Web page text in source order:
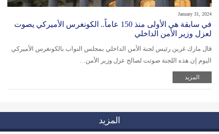
January 31, 2024
في سابقة هي الأولى منذ 150 عاماً.. الكونغرس الأميركي يصوت
لعزل وزير الأمن الداخلي
قال مارك غرين رئيس لجنة الأمن الداخلي بمجلس النواب بالكونغرس الأميركي
اليوم إن هذه اللجنة صوتت لصالح عزل وزير الأمن…
المزيد
المزيد